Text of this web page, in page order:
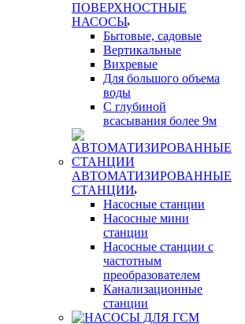
ПОВЕРХНОСТНЫЕ
НАСОСЫ
Бытовые, садовые
Вертикальные
Вихревые
Для большого объема
воды
С глубиной
всасывания более 9м
АВТОМАТИЗИРОВАННЫЕ
СТАНЦИИ
Насосные станции
Насосные мини
станции
Насосные станции с
частотным
преобразователем
Канализационные
станции